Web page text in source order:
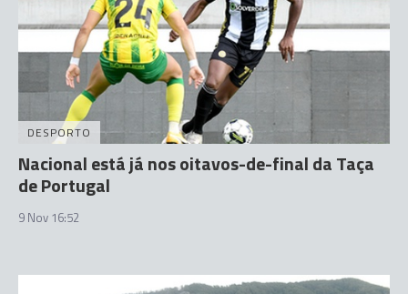
DESPORTO
Nacional está já nos oitavos-de-final da Taça
de Portugal
9 Nov 16:52